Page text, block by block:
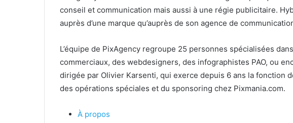
conseil et communication mais aussi à une régie publicitaire.
auprès d’une marque qu’auprès de son agence de
L’équipe de PixAgency regroupe 25 personnes spécialisées
commerciaux, des webdesigners, des infographistes PAO, ou
dirigée par Olivier Karsenti, qui exerce depuis 6 ans la fonction
des opérations spéciales et du sponsoring chez Pixmania.com.
À propos